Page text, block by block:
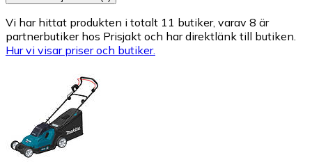
Vi har hittat produkten i totalt 11 butiker, varav 8 är
partnerbutiker hos Prisjakt och har direktlänk till butiken.
Hur vi visar priser och butiker.